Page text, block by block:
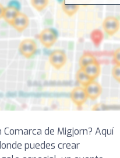
de Migjorn? Aquí
puedes crear